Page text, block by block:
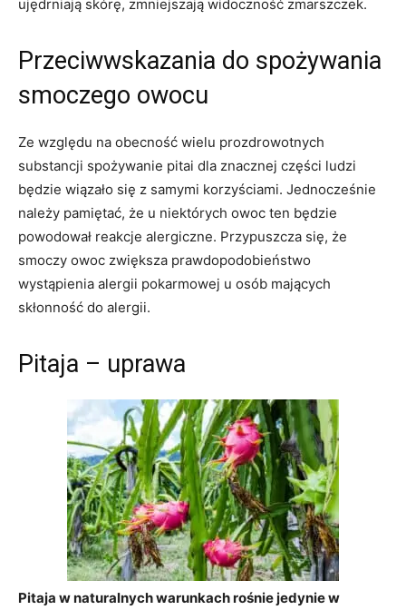
ujędrniają skórę, zmniejszają widoczność zmarszczek.
Przeciwwskazania do spożywania
smoczego owocu
Ze względu na obecność wielu prozdrowotnych
substancji spożywanie pitai dla znacznej części ludzi
będzie wiązało się z samymi korzyściami. Jednocześnie
należy pamiętać, że u niektórych owoc ten będzie
powodował reakcje alergiczne. Przypuszcza się, że
smoczy owoc zwiększa prawdopodobieństwo
wystąpienia alergii pokarmowej u osób mających
skłonność do alergii.
Pitaja – uprawa
Pitaja w naturalnych warunkach rośnie jedynie w